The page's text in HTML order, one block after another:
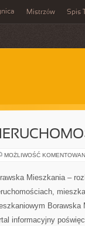
Mistrzów Spis
MOŻLIWOŚĆ
Mieszkania –
Borawska
informacyjny